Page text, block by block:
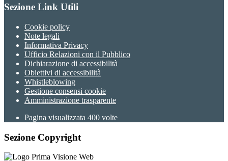
Sezione Link Utili
Cookie policy
Note legali
Informativa Privacy
Ufficio Relazioni con il Pubblico
Dichiarazione di accessibilità
Obiettivi di accessibilità
Whistleblowing
Gestione consensi cookie
Amministrazione trasparente
Pagina visualizzata 400 volte
Sezione Copyright